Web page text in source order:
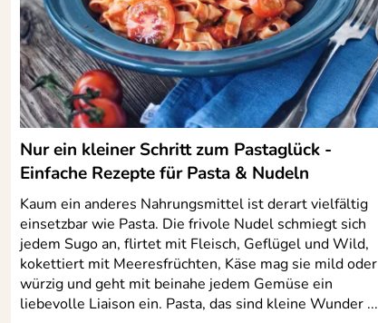
Nur ein kleiner Schritt zum Pastaglück -
Einfache Rezepte für Pasta & Nudeln
Kaum ein anderes Nahrungsmittel ist derart vielfältig
einsetzbar wie Pasta. Die frivole Nudel schmiegt sich
jedem Sugo an, flirtet mit Fleisch, Geflügel und Wild,
kokettiert mit Meeresfrüchten, Käse mag sie mild oder
würzig und geht mit beinahe jedem Gemüse ein
liebevolle Liaison ein. Pasta, das sind kleine Wunder ...